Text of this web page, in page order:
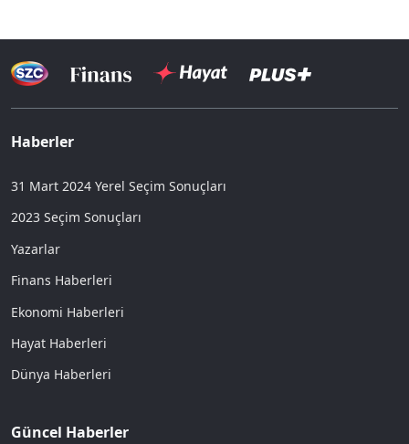
Haberler
31 Mart 2024 Yerel Seçim Sonuçları
2023 Seçim Sonuçları
Yazarlar
Finans Haberleri
Ekonomi Haberleri
Hayat Haberleri
Dünya Haberleri
Güncel Haberler